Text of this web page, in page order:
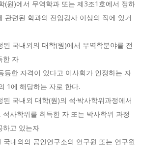
(원)에서 무역학과 또는 제3조1호에서 정하
관련된 학과의 전임강사 이상의 직에 있거
된 국내외의 대학(원)에서 무역학분야를 전
한 자
등한 자격이 있다고 이사회가 인정하는 자
1에 해당하는 자로 한다.
국내외 대학(원)의 석·박사학위과정에서
사학위를 취득한 자 또는 박사학위 과정
하고 있는자
국내외의 공인연구소의 연구원 또는 연구원